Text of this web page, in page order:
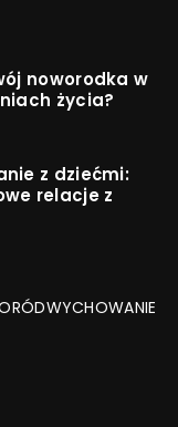
noworodka w
życia?
z dziećmi:
relacje z
WYCHOWANIE